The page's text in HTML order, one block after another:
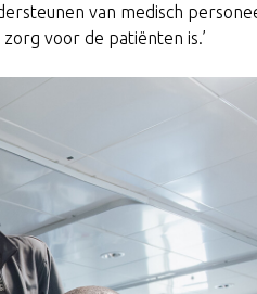
van medisch
voor de patiënten is.’